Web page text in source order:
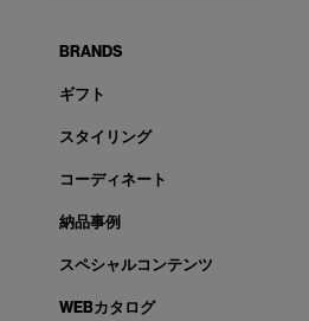
BRANDS
ギフト
スタイリング
コーディネート
納品事例
スペシャルコンテンツ
WEBカタログ